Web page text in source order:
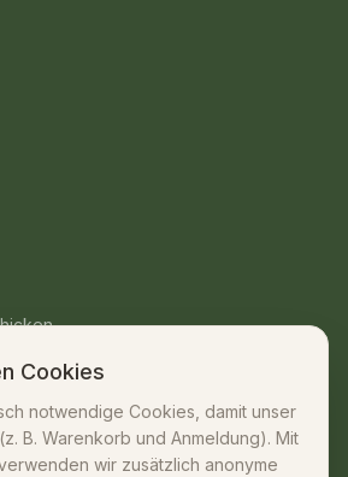
Cookies
notwendige Cookies, damit unser
B. Warenkorb und Anmeldung). Mit
wir zusätzlich anonyme